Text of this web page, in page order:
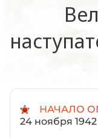
НАЧАЛО
24 ноября 1942